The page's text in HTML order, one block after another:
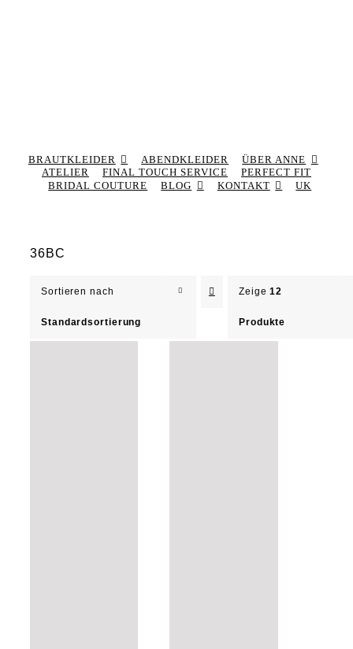
BRAUTKLEIDER ABENDKLEIDER
ÜBER ANNE
ATELIER
FINAL TOUCH SERVICE
PERFECT FIT
BRIDAL COUTURE
BLOG KONTAKT UK
36BC
Sortieren nach
Standardsortierung
Zeige12
Produkte